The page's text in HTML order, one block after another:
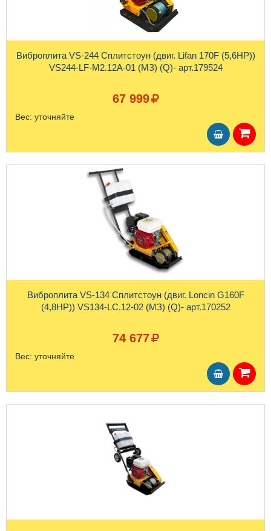
Виброплита VS-244 Сплитстоун (двиг. Lifan 170F (5,6HP))
VS244-LF-M2.12A-01 (МЗ) (Q)- арт.179524
67 999
Вес: уточняйте
Виброплита VS-134 Сплитстоун (двиг. Loncin G160F
(4,8HP)) VS134-LC.12-02 (МЗ) (Q)- арт.170252
74 677
Вес: уточняйте